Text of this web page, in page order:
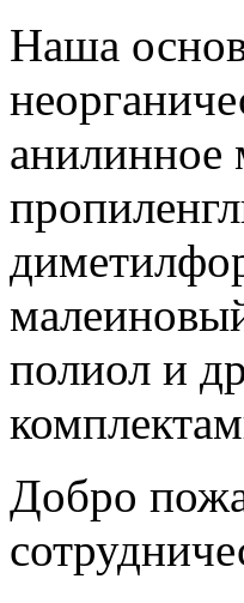
Наша
анилинное
полиол и
Добро